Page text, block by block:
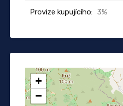
Provize kupujícího: 3%
+
−